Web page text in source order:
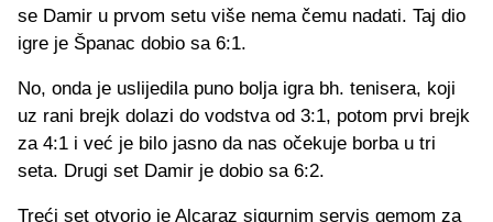
se Damir u prvom setu više nema čemu nadati. Taj dio
igre je Španac dobio sa 6:1.
No, onda je uslijedila puno bolja igra bh. tenisera, koji
uz rani brejk dolazi do vodstva od 3:1, potom prvi brejk
za 4:1 i već je bilo jasno da nas očekuje borba u tri
seta. Drugi set Damir je dobio sa 6:2.
Treći set otvorio je Alcaraz sigurnim servis gemom za